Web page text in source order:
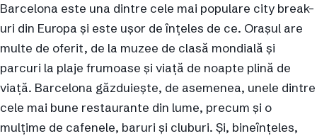
Barcelona este una dintre cele mai populare city break-
uri din Europa și este ușor de înțeles de ce. Orașul are
multe de oferit, de la muzee de clasă mondială și
parcuri la plaje frumoase și viață de noapte plină de
viață. Barcelona găzduiește, de asemenea, unele dintre
cele mai bune restaurante din lume, precum și o
mulțime de cafenele, baruri și cluburi. Și, bineînțeles,